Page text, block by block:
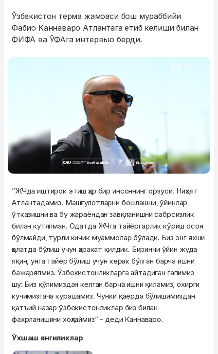
Ўзбекистон терма жамоаси бош мураббийи
Фабио Каннаваро Атлантага етиб келиши билан
ФИФА ва ЎФАга интервью берди.
“ЖЧда иштирок этиш ҳар бир инсоннинг орзуси. Ниҳоят
Атлантадамиз. Машғулотларни бошлашни, ўйинлар
ўтказишни ва бу жараёндан завқланишни сабрсизлик
билан кутяпман. Одатда ЖЧга тайёргарлик кўриш осон
бўлмайди, турли кичик муаммолар бўлади. Биз энг яхши
ҳолатда бўлиш учун ҳаракат қилдик. Биринчи ўйин жуда
яқин, унга тайёр бўлиш учун керак бўлган барча ишни
бажаряпмиз. Ўзбекистонликларга айтадиган гапимиз
шу: Биз қўлимиздан келган барча ишни қиламиз, охирги
кучимизгача курашамиз. Чунки қаерда бўлишимиздан
қатъий назар ўзбекистонликлар биз билан
фахрланишини хоҳлаймиз” - деди Каннаваро.
Ўхшаш янгиликлар